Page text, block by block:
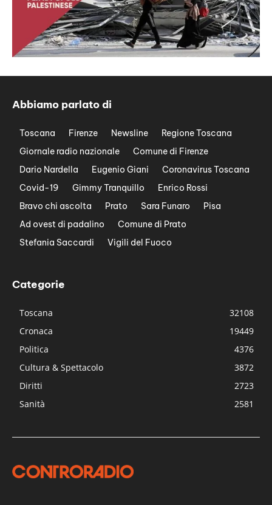
Abbiamo parlato di
Toscana Firenze Newsline
Regione Toscana
Giornale radio nazionale
Comune di Firenze
Dario Nardella
Eugenio Giani
Coronavirus Toscana
Covid-19
Gimmy Tranquillo
Enrico Rossi
Bravo chi ascolta
Prato Sara Funaro
Pisa
Ad ovest di padalino
Comune di Prato
Stefania Saccardi
Vigili del Fuoco
Categorie
Toscana
32108
Cronaca
19449
Politica
4376
Cultura & Spettacolo
3872
Diritti
2723
Sanità
2581